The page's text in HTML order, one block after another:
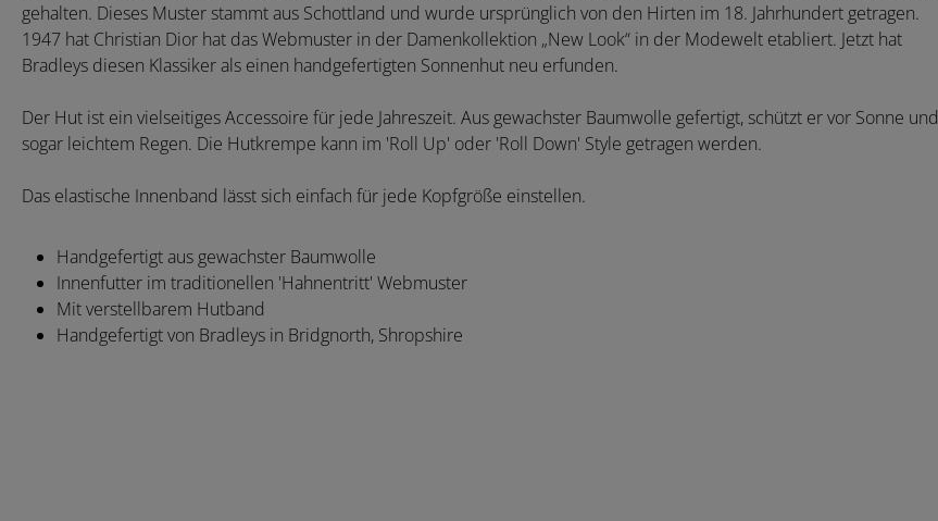
gehalten. Dieses Muster stammt aus Schottland und wurde ursprünglich von den Hirten im 18. Jahrhundert getragen.
1947 hat Christian Dior hat das Webmuster in der Damenkollektion „New Look“ in der Modewelt etabliert. Jetzt hat
Bradleys diesen Klassiker als einen handgefertigten Sonnenhut neu erfunden.
Der Hut ist ein vielseitiges Accessoire für jede Jahreszeit. Aus gewachster Baumwolle gefertigt, schützt er vor Sonne und
sogar leichtem Regen. Die Hutkrempe kann im 'Roll Up' oder 'Roll Down' Style getragen werden.
Das elastische Innenband lässt sich einfach für jede Kopfgröße einstellen.
Handgefertigt aus gewachster Baumwolle
Innenfutter im traditionellen 'Hahnentritt' Webmuster
Mit verstellbarem Hutband
Handgefertigt von Bradleys in Bridgnorth, Shropshire